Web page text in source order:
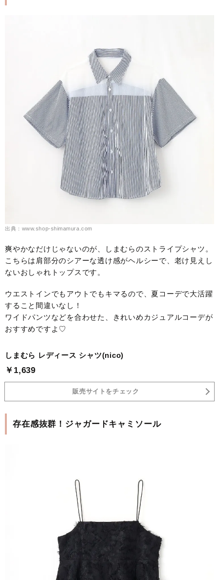
出典：www.shop-shimamura.com
爽やかなだけじゃないのが、しまむらのストライプシャツ。
こちらは肩部分のシアーな透け感がヘルシーで、老け見えし
ないおしゃれトップスです。
ウエストインでもアウトでもキマるので、夏コーデで大活躍
すること間違いなし！
ワイドパンツなどを合わせた、きれいめカジュアルコーデが
おすすめですよ♡
しまむら レディース シャツ(nico)
￥1,639
販売サイトをチェック
存在感抜群！ジャガードキャミソール